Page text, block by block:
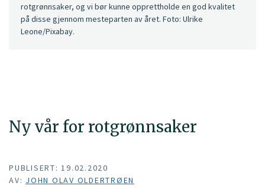
Ny vår for rotgrønnsaker
rotgrønnsaker, og vi bør kunne opprettholde en god kvalitet
på disse gjennom mesteparten av året. Foto: Ulrike
Leone/Pixabay.
PUBLISERT: 19.02.2020
AV: JOHN OLAV OLDERTRØEN